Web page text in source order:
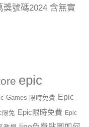
號碼2024 含無實
epic
Games 限時免費 Epic
限免 Epic限時免費 Epic